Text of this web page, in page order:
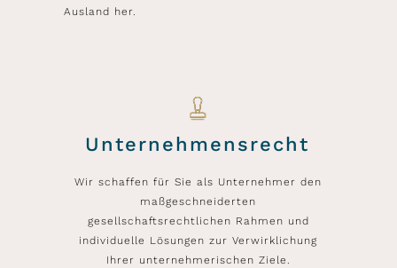
Ausland her.
Unternehmensrecht
Wir schaffen für Sie als Unternehmer den
maßgeschneiderten
gesellschaftsrechtlichen Rahmen und
individuelle Lösungen zur Verwirklichung
Ihrer unternehmerischen Ziele.